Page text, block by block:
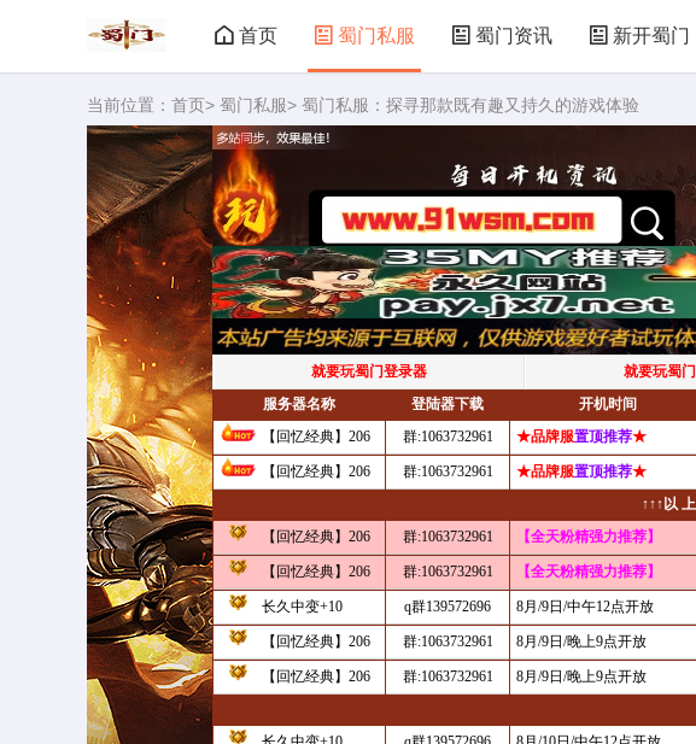
首页 蜀门私服 蜀门资讯 新开蜀门
当前位置： 首页> 蜀门私服> 蜀门私服：探寻那款既有趣又持久的游戏体验